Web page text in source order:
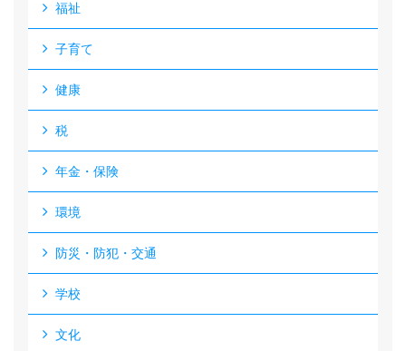
福祉
子育て
健康
税
年金・保険
環境
防災・防犯・交通
学校
文化